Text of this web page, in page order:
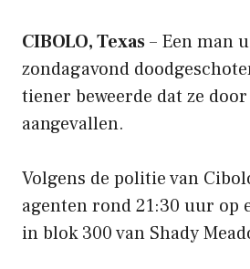
CIBOLO, Texas– Een man
zondagavond
tiener beweerde dat ze
aangevallen.
Volgens de politie van
agenten rond 21:30 uur op
in blok 300 van Shady